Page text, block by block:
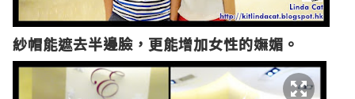
紗帽能遮去半邊臉，更能增加女性的嫵媚。